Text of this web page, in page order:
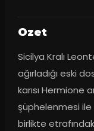
Ozet
Sicilya Kralı
ağırladığı eski
karısı Hermione
şüphelenmesi ile
birlikte